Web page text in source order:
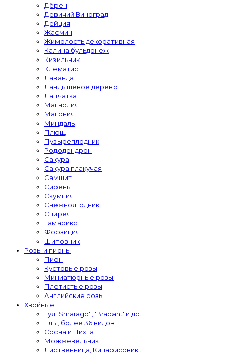
Дёрен
Девичий Виноград
Дейция
Жасмин
Жимолость декоративная
Калина бульдонеж
Кизильник
Клематис
Лаванда
Ландышевое дерево
Лапчатка
Магнолия
Магония
Миндаль
Плющ
Пузыреплодник
Рододендрон
Сакура
Сакура плакучая
Самшит
Сирень
Скумпия
Снежноягодник
Спирея
Тамарикс
Форзиция
Шиповник
Розы и пионы
Пион
Кустовые розы
Миниатюрные розы
Плетистые розы
Английские розы
Хвойные
Туя 'Smaragd' , 'Brabant' и др.
Ель , более 36 видов
Сосна и Пихта
Можжевельник
Лиственница, Кипарисовик...